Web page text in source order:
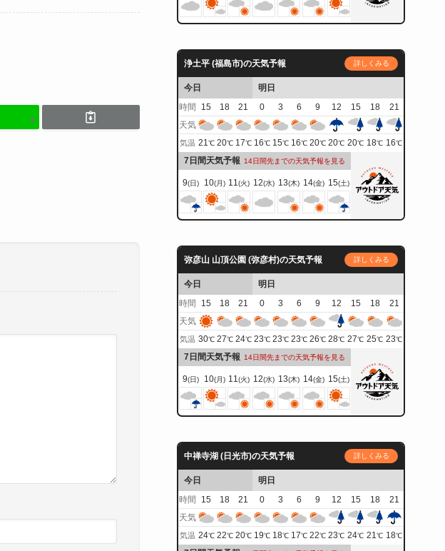
浄土平 (福島市)の天気予報 詳しくみる
今日
明日
時間
15 18 21 0 3 6 9 12 15 18
21
天気
気温 21℃ 20℃ 17℃ 16℃ 15℃ 16℃ 20℃ 20℃ 20℃ 18℃ 16℃
7日間天気予報 14日間先までの天気予報を見る
9(日) 10(月) 11(火) 12(水) 13(木) 14(金) 15(土)
弥彦山 山頂公園 (弥彦村)の天気予報 詳しくみる
今日
明日
時間
15 18 21 0 3 6 9 12 15 18
21
天気
気温 30℃ 27℃ 24℃ 23℃ 23℃ 23℃ 26℃ 28℃ 27℃ 25℃ 23℃
7日間天気予報 14日間先までの天気予報を見る
9(日) 10(月) 11(火) 12(水) 13(木) 14(金) 15(土)
中禅寺湖 (日光市)の天気予報 詳しくみる
今日
明日
時間
15 18 21 0 3 6 9 12 15 18
21
天気
気温 24℃ 22℃ 20℃ 19℃ 18℃ 17℃ 22℃ 23℃ 24℃ 21℃ 18℃